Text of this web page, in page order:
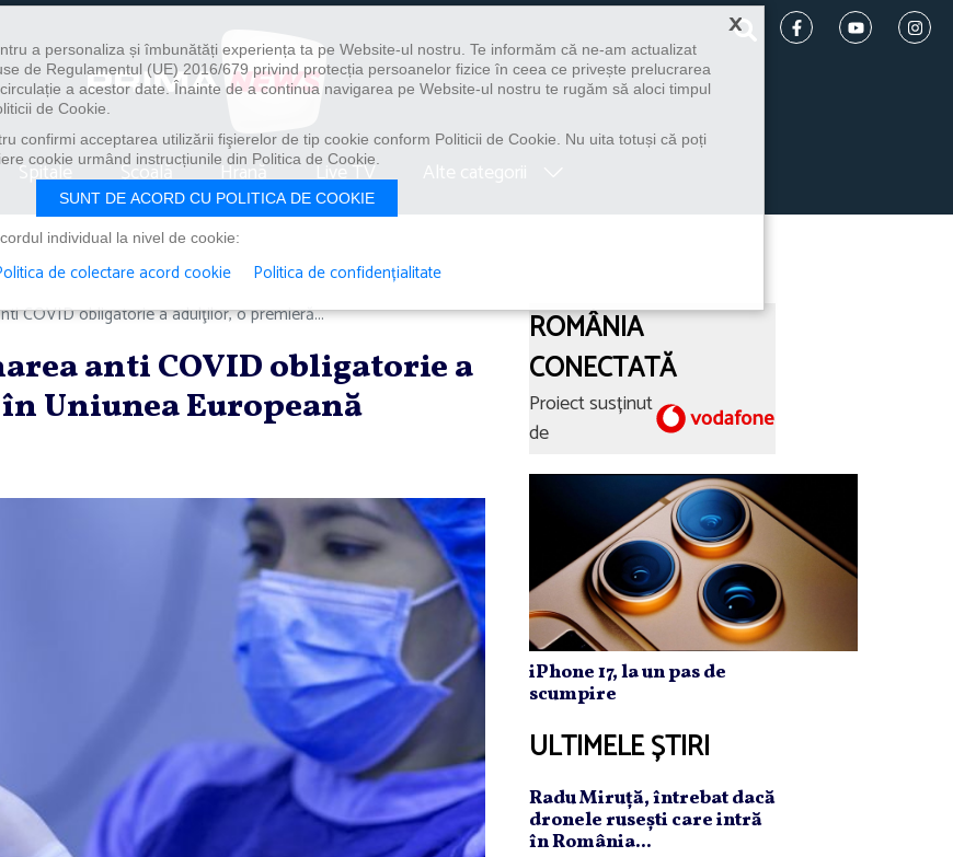
Spitale Școală Hrană Live TV
COVID obligatorie a adulţilor, o premieră...
anti COVID obligatorie a
Uniunea Europeană
ROMÂNIA
CONECTATĂ
Proiect susținut
de
iPhone 17, la un pas de
scumpire
ULTIMELE ȘTIRI
Radu Miruţă, întrebat dacă
dronele ruseşti care intră
în România...
×
a personaliza și îmbunătăți experiența ta pe Website-ul nostru. Te informăm că ne-am actualizat
de Regulamentul (UE) 2016/679 privind protecția persoanelor fizice în ceea ce privește prelucrarea
a acestor date. Înainte de a continua navigarea pe Website-ul nostru te rugăm să aloci timpul
de Cookie.
confirmi acceptarea utilizării fişierelor de tip cookie conform Politicii de Cookie. Nu uita totuși că poți
cookie urmând instrucțiunile din Politica de Cookie.
SUNT DE ACORD CU POLITICA DE COOKIE
individual la nivel de cookie:
de colectare acord cookie Politica de confidențialitate